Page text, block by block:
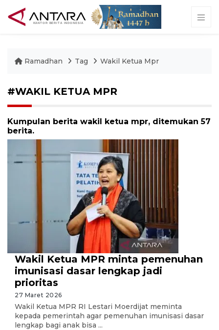
Ramadhan Tag Wakil Ketua Mpr
#WAKIL KETUA MPR
Kumpulan berita wakil ketua mpr, ditemukan 57
berita.
Wakil Ketua MPR minta pemenuhan
imunisasi dasar lengkap jadi
prioritas
27 Maret 2026
Wakil Ketua MPR RI Lestari Moerdijat meminta
kepada pemerintah agar pemenuhan imunisasi dasar
lengkap bagi anak bisa ...